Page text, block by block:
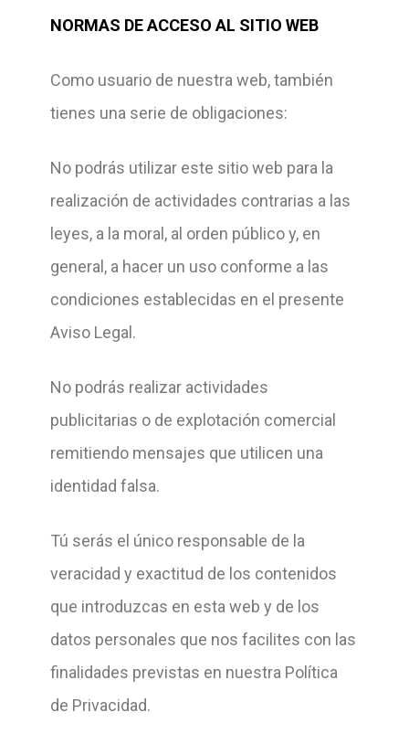
NORMAS DE ACCESO AL SITIO WEB
Como usuario de nuestra web, también
tienes una serie de obligaciones:
No podrás utilizar este sitio web para la
realización de actividades contrarias a las
leyes, a la moral, al orden público y, en
general, a hacer un uso conforme a las
condiciones establecidas en el presente
Aviso Legal.
No podrás realizar actividades
publicitarias o de explotación comercial
remitiendo mensajes que utilicen una
identidad falsa.
Tú serás el único responsable de la
veracidad y exactitud de los contenidos
que introduzcas en esta web y de los
datos personales que nos facilites con las
finalidades previstas en nuestra Política
de Privacidad.